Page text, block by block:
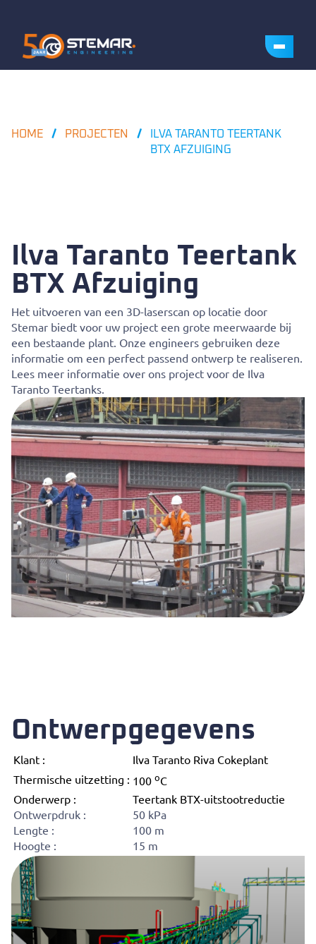
HOME PROJECTEN
ILVA TARANTO TEERTANK
BTX AFZUIGING
Ilva Taranto Teertank
BTX Afzuiging
Het uitvoeren van een 3D-laserscan op locatie door
Stemar biedt voor uw project een grote meerwaarde bij
een bestaande plant. Onze engineers gebruiken deze
informatie om een perfect passend ontwerp te realiseren.
Lees meer informatie over ons project voor de Ilva
Taranto Teertanks.
Ontwerpgegevens
Klant :
Ilva Taranto Riva Cokeplant
Thermische uitzetting : 100 oC
Onderwerp :
Ontwerpdruk :
Lengte :
Hoogte :
Teertank BTX-uitstootreductie
50 kPa
100 m
15 m